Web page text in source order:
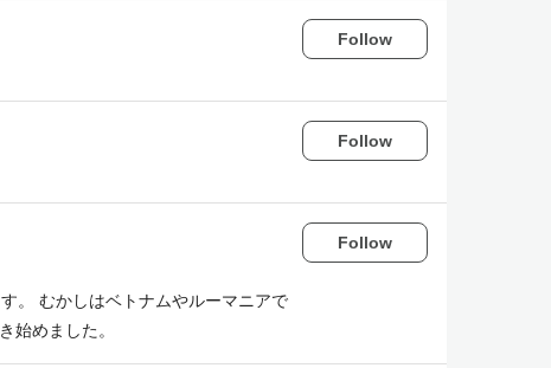
Follow
Follow
。 むかしはベトナムやルーマニアで
始めました。
Follow